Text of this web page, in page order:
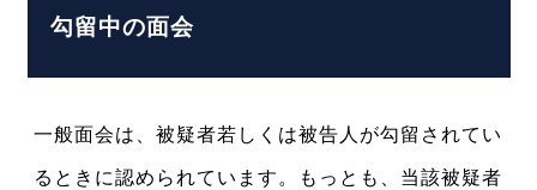
勾留中の面会
一般面会は、被疑者若しくは被告人が勾留されてい
るときに認められています。もっとも、当該被疑者